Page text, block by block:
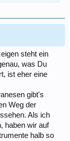
steht ein
was Du
ist eher eine
gibt's
Weg der
Als ich
haben wir auf
halb so